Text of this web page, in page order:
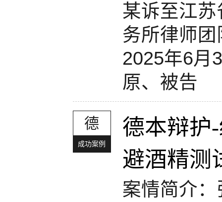
某诉至江
务所律师
2025年6月
原、被告
德
成功案例
德本辩护
避酒精测
案情简介